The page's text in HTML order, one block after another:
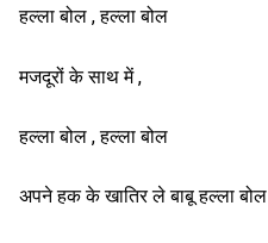
हल्ला बोल , हल्ला बोल
मजदूरों के साथ में ,
हल्ला बोल , हल्ला बोल
अपने हक के खातिर ले बाबू हल्ला बोल